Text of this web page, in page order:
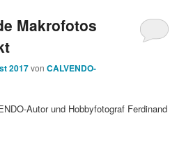
Makrofotos
2017vonCALVENDO-
Autor und Hobbyfotograf Ferdinand